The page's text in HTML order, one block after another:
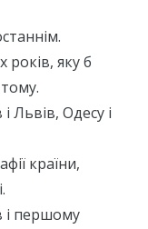
років, яку б
Львів, Одесу і
країни,
і першому